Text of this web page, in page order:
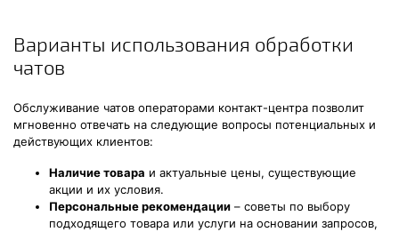
Варианты использования обработки
чатов
Обслуживание чатов операторами контакт-центра позволит
мгновенно отвечать на следующие вопросы потенциальных и
действующих клиентов:
Наличие товара и актуальные цены, существующие
акции и их условия.
Персональные рекомендации – советы по выбору
подходящего товара или услуги на основании запросов,